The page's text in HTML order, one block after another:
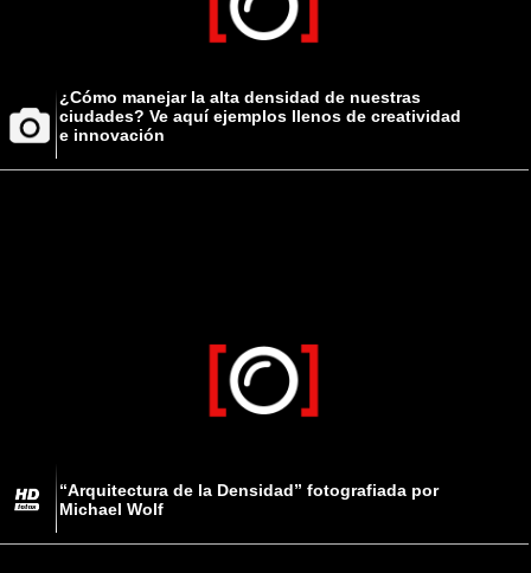
¿Cómo manejar la alta densidad de nuestras
ciudades? Ve aquí ejemplos llenos de creatividad
e innovación
“Arquitectura de la Densidad” fotografiada por
Michael Wolf